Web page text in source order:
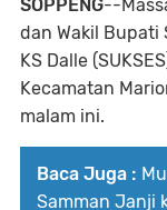
SOPPENG--
dan Wakil Bupati
KS Dalle
Kecamatan
malam ini.
Baca Juga :
Samman Janji